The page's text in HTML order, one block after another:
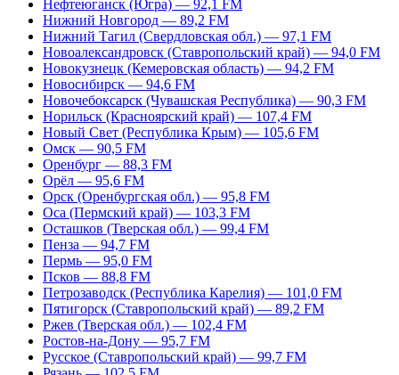
Нефтеюганск (Югра) — 92,1 FM
Нижний Новгород — 89,2 FM
Нижний Тагил (Свердловская обл.) — 97,1 FM
Новоалександровск (Ставропольский край) — 94,0 FM
Новокузнецк (Кемеровская область) — 94,2 FM
Новосибирск — 94,6 FM
Новочебоксарск (Чувашская Республика) — 90,3 FM
Норильск (Красноярский край) — 107,4 FM
Новый Свет (Республика Крым) — 105,6 FM
Омск — 90,5 FM
Оренбург — 88,3 FM
Орёл — 95,6 FM
Орск (Оренбургская обл.) — 95,8 FM
Оса (Пермский край) — 103,3 FM
Осташков (Тверская обл.) — 99,4 FM
Пенза — 94,7 FM
Пермь — 95,0 FM
Псков — 88,8 FM
Петрозаводск (Республика Карелия) — 101,0 FM
Пятигорск (Ставропольский край) — 89,2 FM
Ржев (Тверская обл.) — 102,4 FM
Ростов-на-Дону — 95,7 FM
Русское (Ставропольский край) — 99,7 FM